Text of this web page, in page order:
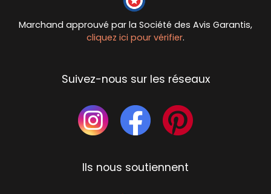
Marchand approuvé par la Société des Avis Garantis,
cliquez ici pour vérifier.
Suivez-nous sur les réseaux
Ils nous soutiennent